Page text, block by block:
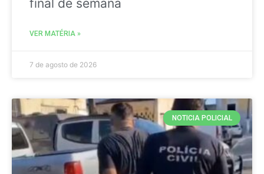
final de semana
VER MATÉRIA »
7 de agosto de 2026
NOTICIA POLICIAL